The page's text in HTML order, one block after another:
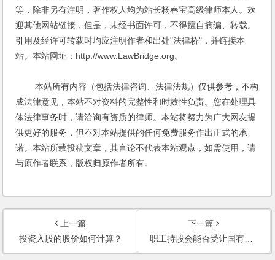
等，除非另有注明，著作权人均为站长杨春宝高级律师本人。欢
迎其他网站链接，但是，未经书面许可，不得擅自摘编、转载。
引用及经许可转载时均应注明作者和出处"法律桥"，并链接本
站。本站网址：http://www.LawBridge.org。
本站所有内容（包括法律咨询、法律法规）仅供参考，不构
成法律意见，本站不对资料的完整性和时效性负责。您在处理具
体法律事务时，请洽询有资质的律师。本站将努力为广大网友提
供更好的服务，但不对本站提供的任何免费服务作出正式的承
诺。本站所载投稿文章，其言论不代表本站观点，如需使用，请
与原作者联系，版权归原作者所有。
上一篇
投资入股的股价如何计算？
下一篇
职工持股会能否受让国有股的股权？国有企业股权转让的程序怎样？